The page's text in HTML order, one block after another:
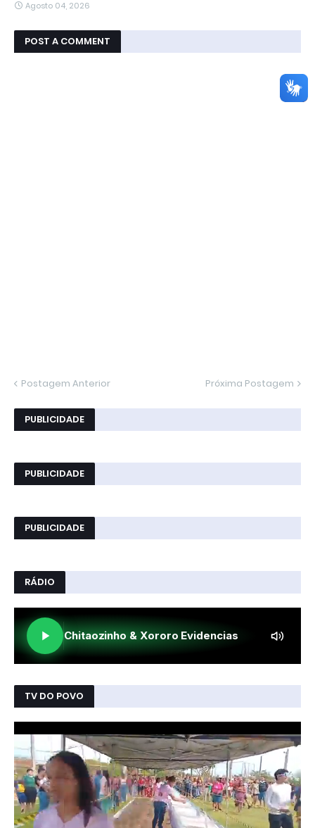
Agosto 04, 2026
POST A COMMENT
Postagem Anterior Próxima Postagem
PUBLICIDADE
PUBLICIDADE
PUBLICIDADE
RÁDIO
TV DO POVO